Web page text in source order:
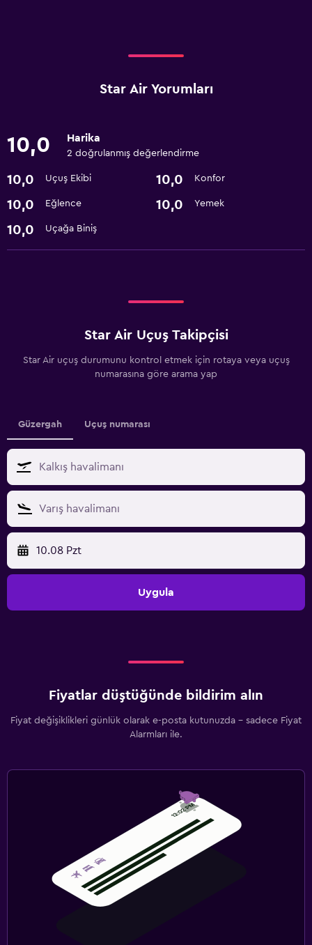
Star Air Yorumları
10,0 Harika
2 doğrulanmış değerlendirme
10,0 Uçuş Ekibi 10,0 Konfor
10,0 Eğlence 10,0 Yemek
10,0 Uçağa Biniş
Star Air Uçuş Takipçisi
Star Air uçuş durumunu kontrol etmek için rotaya veya uçuş
numarasına göre arama yap
Güzergah Uçuş numarası
10.08 Pzt
Uygula
Fiyatlar düştüğünde bildirim alın
Fiyat değişiklikleri günlük olarak e-posta kutunuzda - sadece Fiyat
Alarmları ile.